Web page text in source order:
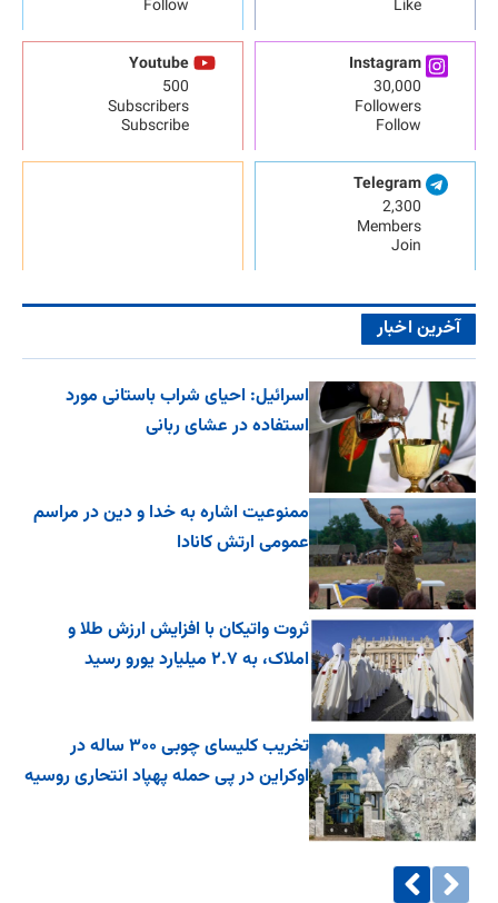
Like
Follow
Instagram
30,000
Followers
Follow
Youtube
500
Subscribers
Subscribe
Telegram
2,300
Members
Join
آخرین اخبار
اسرائیل: احیای شراب باستانی مورد
استفاده در عشای ربانی
ممنوعیت اشاره به خدا و دین در مراسم
عمومی ارتش کانادا
ثروت واتیکان با افزایش ارزش طلا و
املاک، به ۲.۷ میلیارد یورو رسید
تخریب کلیسای چوبی ۳۰۰ ساله در
اوکراین در پی حمله پهپاد انتحاری روسیه